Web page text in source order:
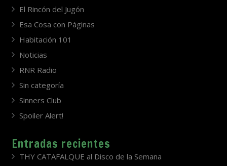
El Rincón del Jugón
Esa Cosa con Páginas
Habitación 101
Noticias
RNR Radio
Sin categoría
Sinners Club
Spoiler Alert!
Entradas recientes
THY CATAFALQUE al Disco de la Semana